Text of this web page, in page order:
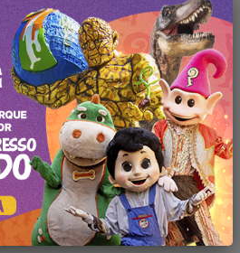
na Hotelaria e Organização de
Comerciais e atualmente na
do Editorial do Portal.